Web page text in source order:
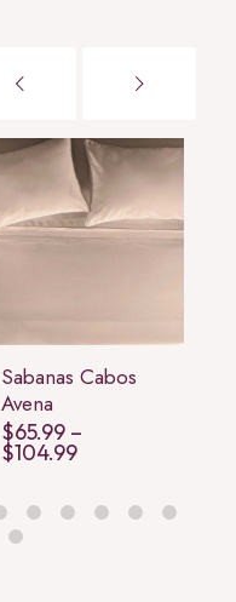
Sabanas Cabos
Avena
$65.99 –
$104.99Price
through
$104.99